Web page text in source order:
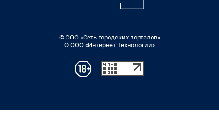
© ООО «Сеть городских порталов»
© ООО «Интернет Технологии»